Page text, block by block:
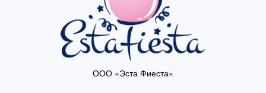
ООО «Эста Фиеста»